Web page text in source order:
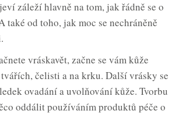
záleží hlavně na tom, jak řádně se o
také od toho, jak moc se nechráněně
vráskavět, začne se vám kůže
čelisti a na krku. Další vrásky se
ovadání a uvolňování kůže. Tvorbu
oddálit používáním produktů péče o